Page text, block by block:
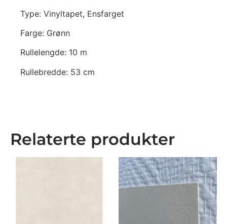
Type: Vinyltapet, Ensfarget
Farge: Grønn
Rullelengde: 10 m
Rullebredde: 53 cm
Relaterte produkter